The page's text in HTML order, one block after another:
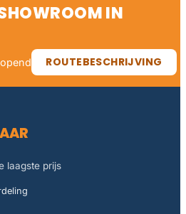
IN
ROUTEBESCHRIJVING
laagste prijs